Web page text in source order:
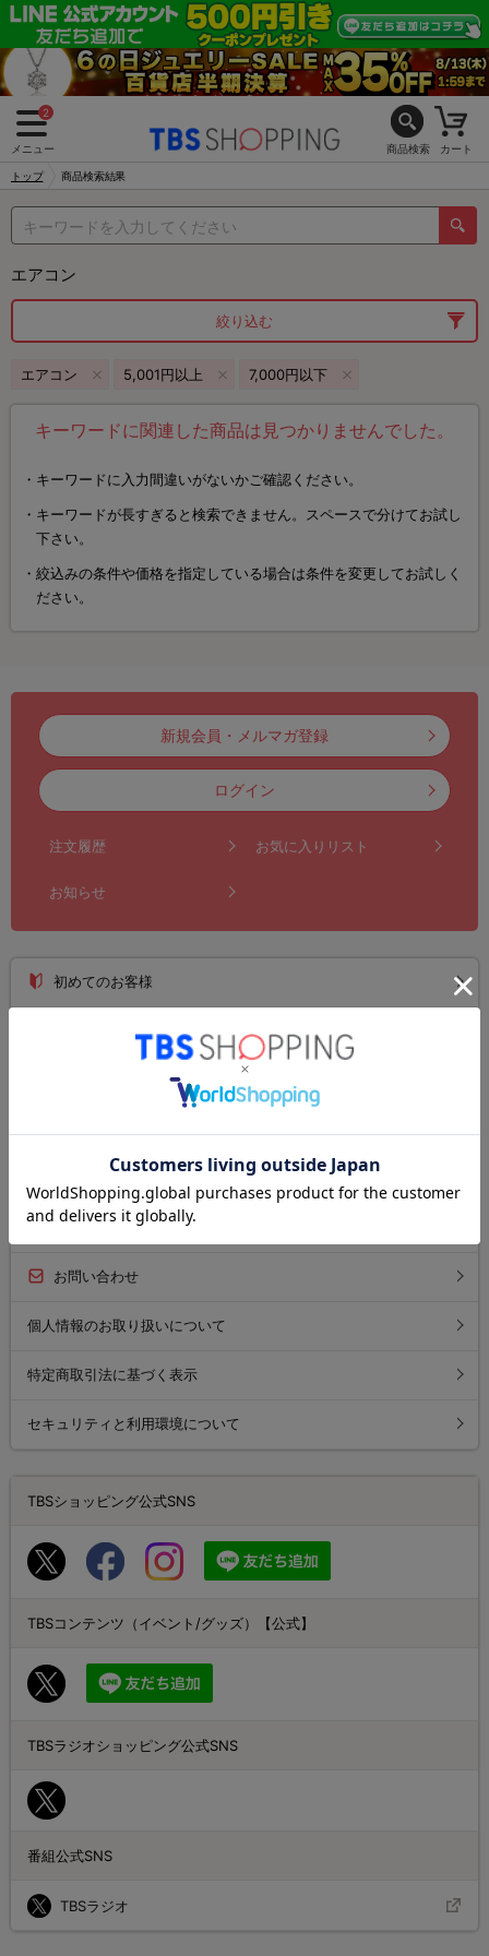
2
メニュー 商品検索 カート
トップ 商品検索結果
エアコン
絞り込む
エアコン 5,001円以上 7,000円以下
キーワードに関連した商品は見つかりませんでした。
キーワードに入力間違いがないかご確認ください。
キーワードが長すぎると検索できません。スペースで分けてお試し
下さい。
絞込みの条件や価格を指定している場合は条件を変更してお試しく
ださい。
新規会員・メルマガ登録
ログイン
注文履歴 お気に入りリスト
お知らせ
初めてのお客様
ご利用ガイド
よくあるご質問
お問い合わせ
個人情報のお取り扱いについて
特定商取引法に基づく表示
セキュリティと利用環境について
TBSショッピング公式SNS
TBSコンテンツ（イベント/グッズ）【公式】
TBSラジオショッピング公式SNS
番組公式SNS
TBSラジオ